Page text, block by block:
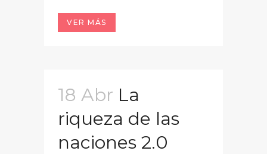
VER MÁS
18 Abr La
riqueza de las
naciones 2.0